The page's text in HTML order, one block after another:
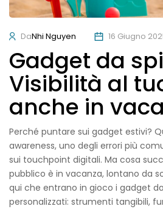
DaNhi Nguyen 16 Giugno
Gadget da
Visibilità al
anche in
Perché puntare sui gadget estivi?
awareness, uno degli errori più
sui touchpoint digitali. Ma cosa
pubblico è in vacanza, lontano da
qui che entrano in gioco i gadget
personalizzati: strumenti tangibili,